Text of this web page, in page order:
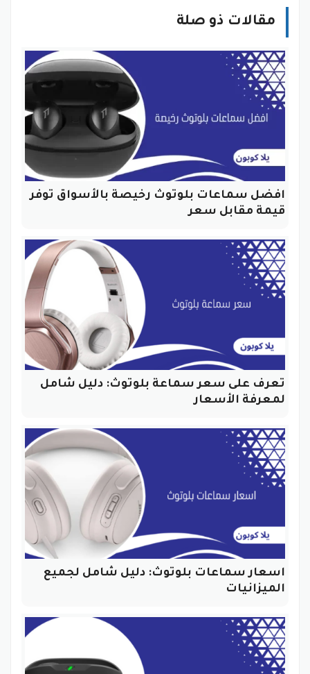
مقالات ذو صلة
افضل سماعات بلوتوث رخيصة بالأسواق توفر
قيمة مقابل سعر
تعرف على سعر سماعة بلوتوث: دليل شامل
لمعرفة الأسعار
اسعار سماعات بلوتوث: دليل شامل لجميع
الميزانيات